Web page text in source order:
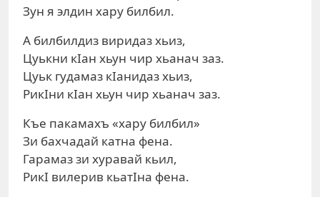
Зун я элдин хару билбил.
А билбилдиз виридаз хьиз,
Цуькни кIан хьун чир хьанач заз.
Цуьк гудамаз кIанидаз хьиз,
РикIни кIан хьун чир хьанач заз.
Къе пакамахъ «хару билбил»
Зи бахчадай катна фена.
Гарамаз зи хуравай кьил,
РикI вилерив кьатIна фена.